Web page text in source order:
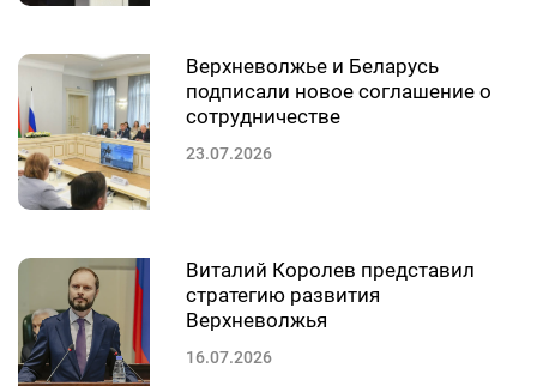
Верхневолжье и Беларусь
подписали новое соглашение о
сотрудничестве
23.07.2026
Виталий Королев представил
стратегию развития
Верхневолжья
16.07.2026